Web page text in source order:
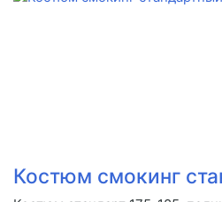
Костюм смокинг